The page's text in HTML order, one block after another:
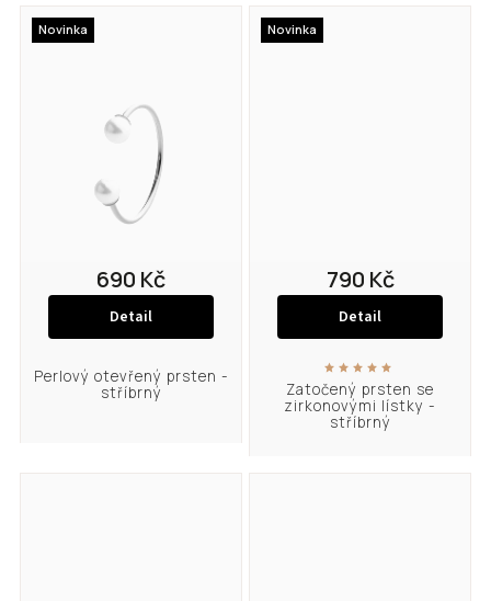
Novinka
Perlový otevřený prsten -
stříbrný
690 Kč
Detail
Novinka
Zatočený prsten se
zirkonovými lístky -
stříbrný
790 Kč
Detail